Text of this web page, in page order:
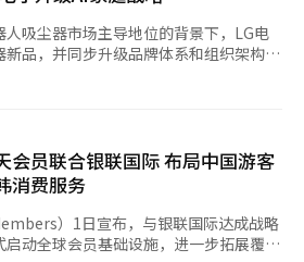
）上市后获得
吸尘器市场主导地位的背景下，LG电
品，并同步升级品牌体系和组织架构，
三星电子以及石头科技、科沃斯、追
完成上半年新品布局的情况下，LG电子
展家庭机器人业务，打造新的增长点。
场，LG
会员联合银联国际 布局中国游客
消费服务
）1日宣布，与银联国际达成战略
动全球会员基础设施，进一步拓展覆盖